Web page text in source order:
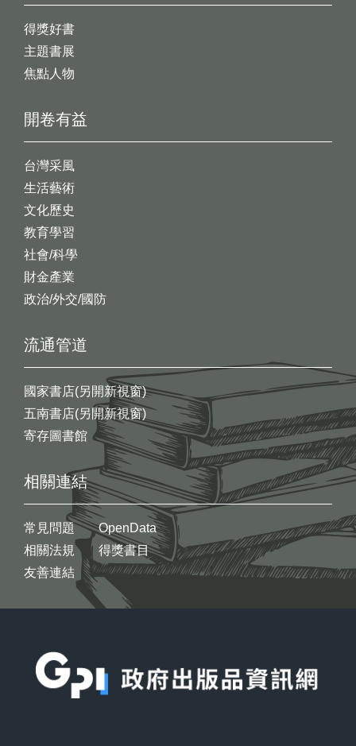
開卷有益
台灣采風
生活藝術
文化歷史
教育學習
社會/科學
財金產業
政治/外交/國防
得獎好書
主題書展
焦點人物
流通管道
國家書店(另開新視窗)
五南書店(另開新視窗)
寄存圖書館
相關連結
常見問題
相關法規
友善連結
OpenData
得獎書目